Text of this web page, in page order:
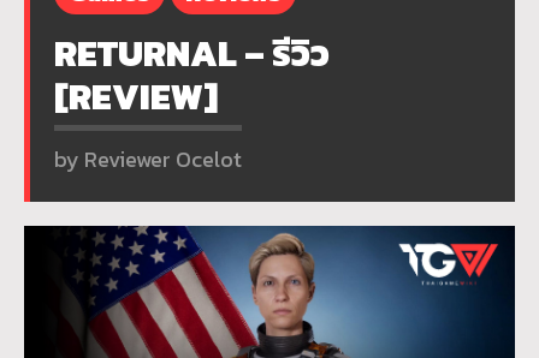
RETURNAL – รีวิว
[REVIEW]
by Reviewer Ocelot